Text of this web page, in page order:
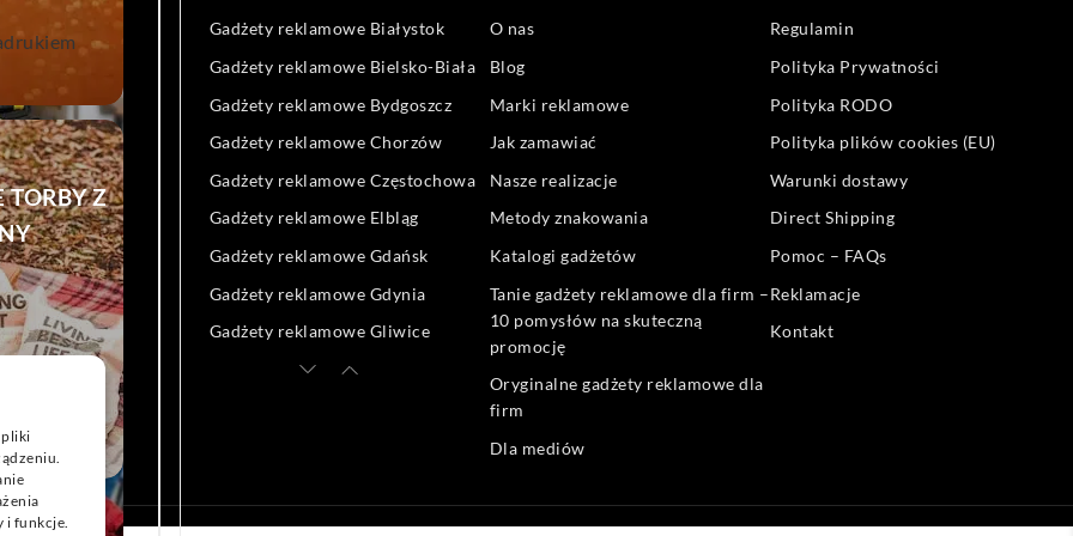
pliki
i funkcje.
z logo
Z
TORBY Z
reklamowe
reklamowe
reklamowe
Gadżety reklamowe Białystok
Gadżety reklamowe Bielsko-Biała
Gadżety reklamowe Bydgoszcz
Gadżety reklamowe Chorzów
Gadżety reklamowe Częstochowa
Gadżety reklamowe Elbląg
Gadżety reklamowe Gdańsk
Gadżety reklamowe Gdynia
Gadżety reklamowe Gliwice
Gadżety reklamowe Katowice
O nas
Blog
Marki reklamowe
Jak zamawiać
Nasze realizacje
Metody znakowania
Katalogi gadżetów
Tanie gadżety reklamowe dla firm –
10 pomysłów na skuteczną
promocję
Oryginalne gadżety reklamowe dla
firm
Dla mediów
Regulamin
Polityka Prywatności
Polityka RODO
Polityka plików cookies (EU)
Warunki dostawy
Direct Shipping
Pomoc – FAQs
Reklamacje
Kontakt